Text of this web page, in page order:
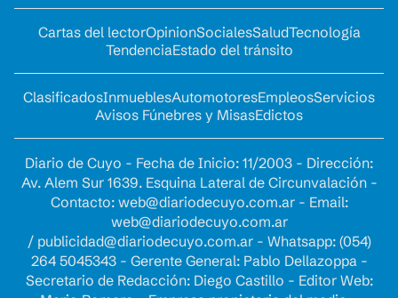
Cartas del lectorOpinionSocialesSaludTecnología
TendenciaEstado del tránsito
ClasificadosInmueblesAutomotoresEmpleosServicios
Avisos Fúnebres y MisasEdictos
Diario de Cuyo - Fecha de Inicio: 11/2003 - Dirección:
Av. Alem Sur 1639. Esquina Lateral de Circunvalación -
Contacto: web@diariodecuyo.com.ar- Email:
web@diariodecuyo.com.ar
/ publicidad@diariodecuyo.com.ar- Whatsapp: (054)
264 5045343 - Gerente General: Pablo Dellazoppa -
Secretario de Redacción: Diego Castillo - Editor Web: